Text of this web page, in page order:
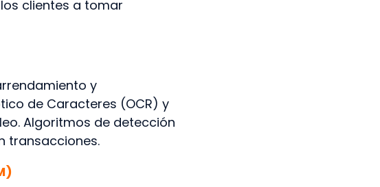
clientes a tomar
y
de Caracteres (OCR) y
Algoritmos de detección
transacciones.